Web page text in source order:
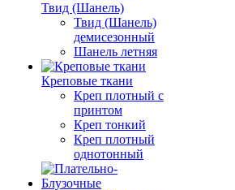
Твид (Шанель)
Твид (Шанель)
демисезонный
Шанель летняя
Креповые ткани
Креп плотный с
принтом
Креп тонкий
Креп плотный
однотонный